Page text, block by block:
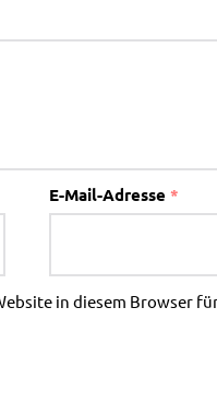
E-Mail-Adresse *
in diesem Browser